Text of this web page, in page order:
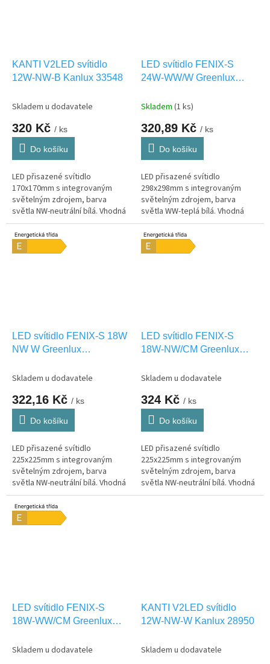
KANTI V2LED svítidlo
12W-NW-B Kanlux 33548
Skladem u dodavatele
320 Kč / ks
Do košíku
LED přisazené svítidlo
170x170mm s integrovaným
světelným zdrojem, barva
světla NW-neutrální bílá. Vhodná
pouze pro INTERIEROVÉ
osvětlení IP20
LED svítidlo FENIX-S
24W-WW/W Greenlux
Skladem (1 ks)
320,89 Kč / ks
Do košíku
LED přisazené svítidlo
298x298mm s integrovaným
světelným zdrojem, barva
světla WW-teplá bílá. Vhodná
pouze pro INTERIEROVÉ
osvětlení IP20
LED svítidlo FENIX-S 18W
NW W Greenlux
Skladem u dodavatele
322,16 Kč / ks
Do košíku
LED přisazené svítidlo
225x225mm s integrovaným
světelným zdrojem, barva
světla NW-neutrální bílá. Vhodná
pouze pro INTERIEROVÉ
osvětlení IP20
LED svítidlo FENIX-S
18W-NW/CM Greenlux
Skladem u dodavatele
324 Kč / ks
Do košíku
LED přisazené svítidlo
225x225mm s integrovaným
světelným zdrojem, barva
světla NW-neutrální bílá. Vhodná
pouze pro INTERIEROVÉ
LED svítidlo FENIX-S
18W-WW/CM Greenlux
Skladem u dodavatele
KANTI V2LED svítidlo
12W-NW-W Kanlux 28950
Skladem u dodavatele